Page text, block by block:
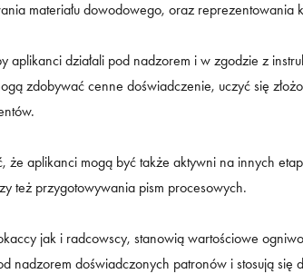
materiału dowodowego, oraz reprezentowania
aplikanci działali pod nadzorem i w zgodzie z
zdobywać cenne doświadczenie, uczyć się
że aplikanci mogą być także aktywni na innych
też przygotowywania pism procesowych.
jak i radcowscy, stanowią wartościowe
nadzorem doświadczonych patronów i stosują